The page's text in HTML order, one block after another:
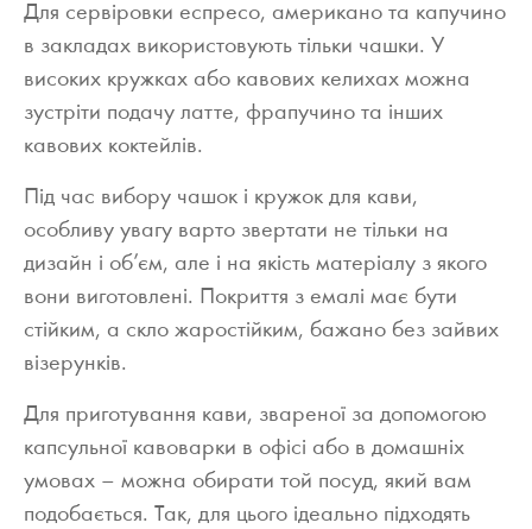
Для сервіровки еспресо, американо та капучино
в закладах використовують тільки чашки. У
високих кружках або кавових келихах можна
зустріти подачу латте, фрапучино та інших
кавових коктейлів.
Під час вибору чашок і кружок для кави,
особливу увагу варто звертати не тільки на
дизайн і об’єм, але і на якість матеріалу з якого
вони виготовлені. Покриття з емалі має бути
стійким, а скло жаростійким, бажано без зайвих
візерунків.
Для приготування кави, звареної за допомогою
капсульної кавоварки в офісі або в домашніх
умовах – можна обирати той посуд, який вам
подобається. Так, для цього ідеально підходять